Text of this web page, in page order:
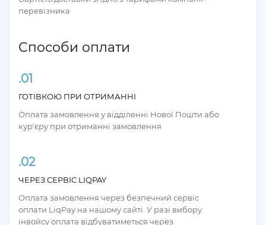
перевізника
Способи оплати
.01
ГОТІВКОЮ ПРИ ОТРИМАННІ
Оплата замовлення у відділенні Нової Пошти або
кур'єру при отриманні замовлення
.02
ЧЕРЕЗ СЕРВІС LIQPAY
Оплата замовлення через безпечний сервіс
оплати LiqPay на нашому сайті. У разі вибору
інвойсу оплата відбуватиметься через